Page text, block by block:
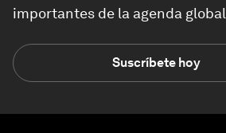
importantes de la agenda global
Suscríbete hoy